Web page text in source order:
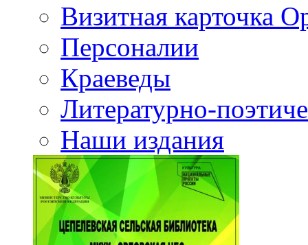
Визитная карточка
Персоналии
Краеведы
Литературно-
Наши издания